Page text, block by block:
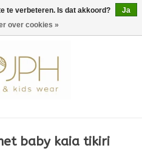
0 Artikelen - €0,00
baby kaia tikiri
te verbeteren. Is dat akkoord?
Ja
over cookies »